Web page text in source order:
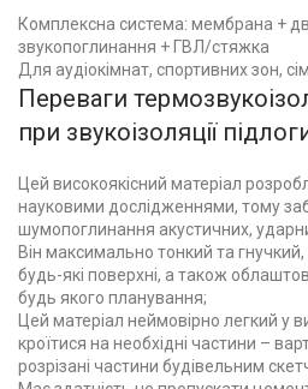
Комплексна система: мембрана +
звукопоглинання + ГВЛ/стяжка
Для аудіокімнат, спортивних зон,
Переваги
при звукоізоляції
Цей високоякісний матеріал
науковими дослідженнями, тому
шумопоглинання акустичних,
Він максимально тонкий та гнучкий,
будь-які поверхні, а також
будь якого планування;
Цей матеріал неймовірно легкий у
кроїтися на необхідні частини –
розрізані частини будівельним